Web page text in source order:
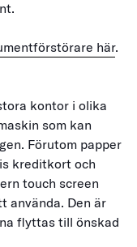
här.
kontor i olika
som kan
Förutom papper
kreditkort och
touch screen
använda. Den är
flyttas till önskad